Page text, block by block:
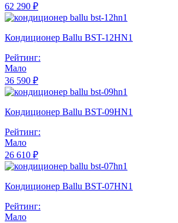
62 290 ₽
Кондиционер Ballu BST-12HN1
Рейтинг:
Мало
36 590 ₽
Кондиционер Ballu BST-09HN1
Рейтинг:
Мало
26 610 ₽
Кондиционер Ballu BST-07HN1
Рейтинг:
Мало